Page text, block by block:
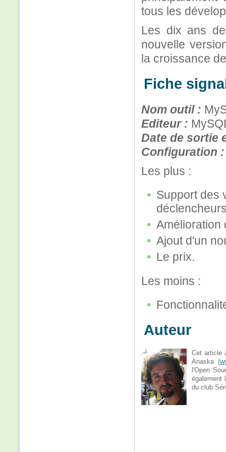
tous les
Les dix ans
nouvelle
la croissance
Fiche
Nom outil :
Editeur :
Date de sortie
Configuration :
Les plus :
Support des
Amélioration
Ajout d'un
Le prix.
Les moins :
Auteur
Cet article
Anaska (
l'Open
également
du club